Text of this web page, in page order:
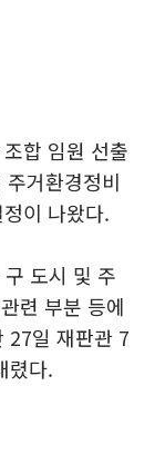
합 임원 선출
거환경정비
이 나왔다.
도시 및 주
련 부분 등에
27일 재판관 7
렸다.